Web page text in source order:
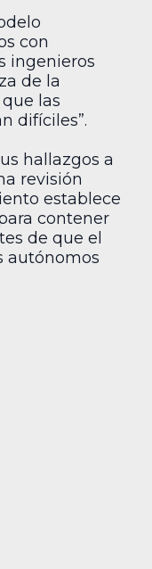
con
ingenieros
de la
las
difíciles”.
hallazgos a
revisión
establece
contener
de que el
autónomos